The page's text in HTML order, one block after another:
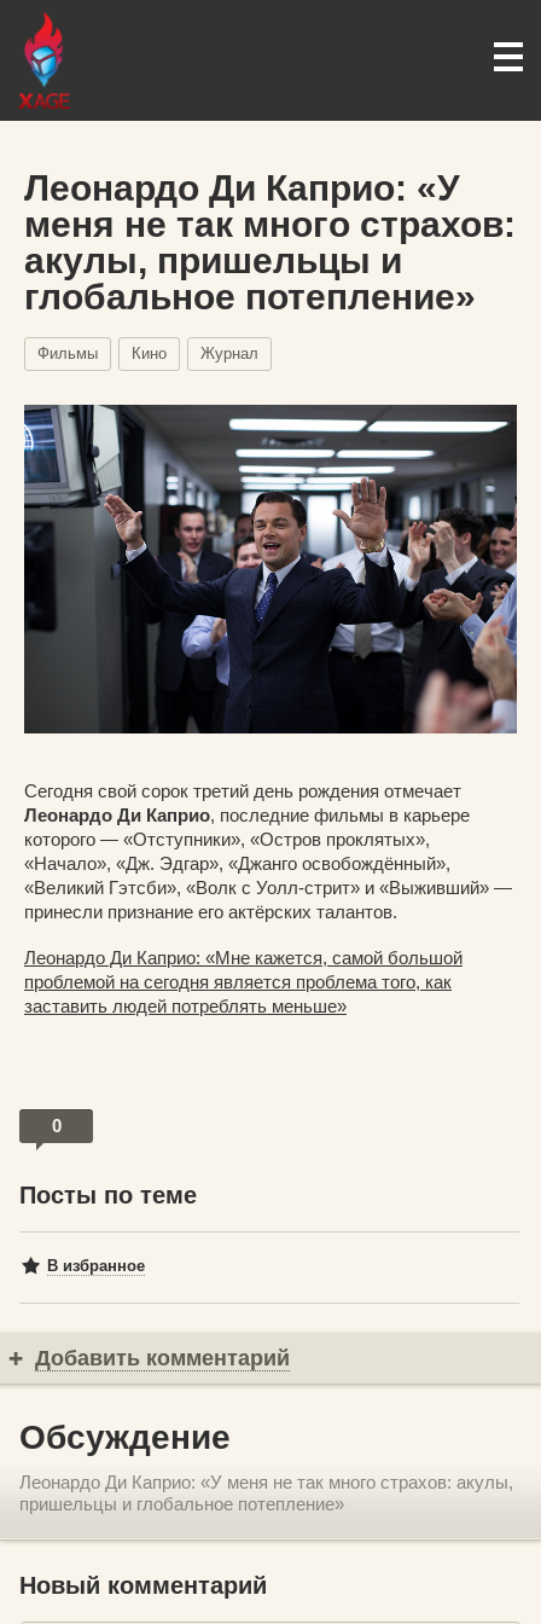
Леонардо Ди Каприо: «У
меня не так много страхов:
акулы, пришельцы и
глобальное потепление»
Фильмы Кино Журнал
Сегодня свой сорок третий день рождения отмечает
Леонардо Ди Каприо, последние фильмы в карьере
которого — «Отступники», «Остров проклятых»,
«Начало», «Дж. Эдгар», «Джанго освобождённый»,
«Великий Гэтсби», «Волк с Уолл-стрит» и «Выживший» —
принесли признание его актёрских талантов.
Леонардо Ди Каприо: «Мне кажется, самой большой
проблемой на сегодня является проблема того, как
заставить людей потреблять меньше»
0
Посты по теме
В избранное
Добавить комментарий
Обсуждение
Леонардо Ди Каприо: «У меня не так много страхов: акулы,
пришельцы и глобальное потепление»
Новый комментарий